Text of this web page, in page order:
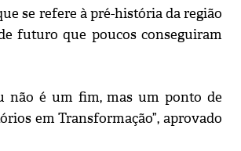
se refere à pré-história da região
futuro que poucos conseguiram
não é um fim, mas um ponto de
em Transformação”, aprovado